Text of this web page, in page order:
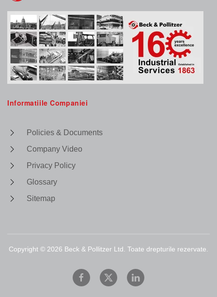
Informatiile Companiei
Policies & Documents
Company Video
Privacy Policy
Glossary
Sitemap
Copyright © 2026 Beck & Pollitzer Ltd. Toate drepturile rezervate.